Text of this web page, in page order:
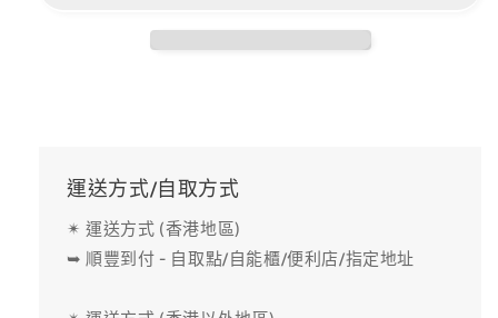
運送方式/自取方式
✴ 運送方式 (香港地區)
➥ 順豐到付 - 自取點/自能櫃/便利店/指定地址